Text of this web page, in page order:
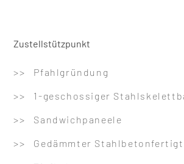
Zustellstützpunkt
>> Pfahlgründung
>> 1-geschossiger
>> Sandwichpaneele
>> Gedämmter